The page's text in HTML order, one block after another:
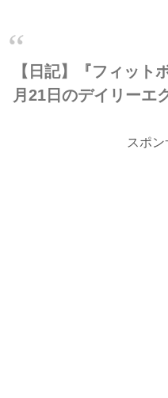
【日記】『フィット
月21日のデイリーエ
スポン